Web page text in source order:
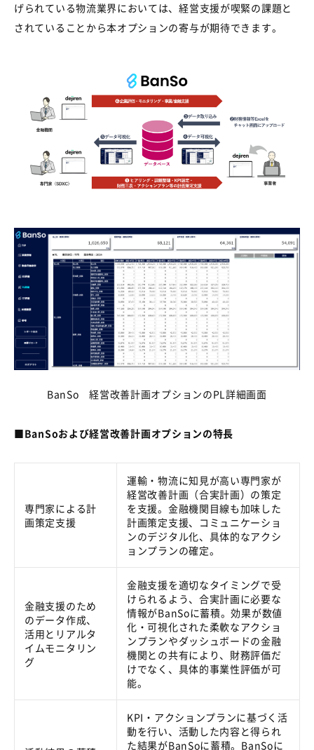
げられている物流業界においては、経営支援が喫緊の課題と
されていることから本オプションの寄与が期待できます。
BanSo 経営改善計画オプションのPL詳細画面
■BanSoおよび経営改善計画オプションの特長
専門家による計
画策定支援
運輸・物流に知見が高い専門家が
経営改善計画（合実計画）の策定
を支援。金融機関目線も加味した
計画策定支援、コミュニケーショ
ンのデジタル化、具体的なアクシ
ョンプランの確定。
金融支援のため
のデータ作成、
活用とリアルタ
イムモニタリン
グ
金融支援を適切なタイミングで受
けられるよう、合実計画に必要な
情報がBanSoに蓄積。効果が数値
化・可視化された柔軟なアクショ
ンプランやダッシュボードの金融
機関との共有により、財務評価だ
けでなく、具体的事業性評価が可
能。
KPI・アクションプランに基づく活
動を行い、活動した内容と得られ
た結果がBanSoに蓄積。BanSoに